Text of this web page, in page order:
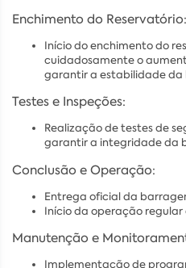
Enchimento do Reservatório:
Início do enchimento do
cuidadosamente o
garantir a estabilidade da
Testes e Inspeções:
Realização de testes de
garantir a integridade da
Conclusão e Operação:
Entrega oficial da
Início da operação
Manutenção e
Implementação de